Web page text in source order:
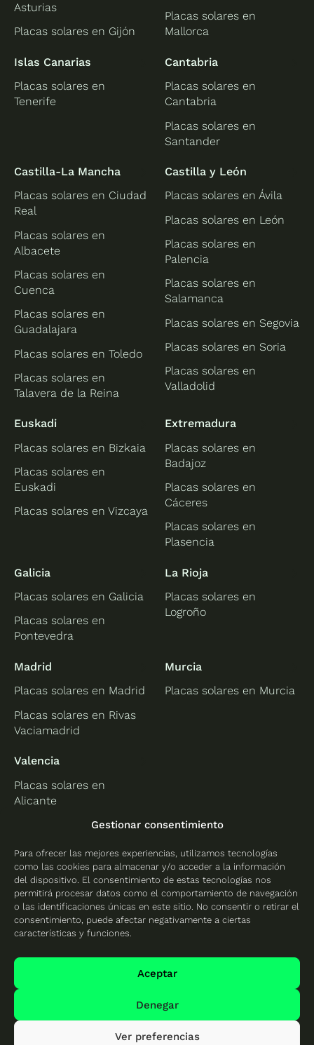
Gestionar consentimiento
Para ofrecer las mejores experiencias, utilizamos tecnologías
como las cookies para almacenar y/o acceder a la información
del dispositivo. El consentimiento de estas tecnologías nos
permitirá procesar datos como el comportamiento de navegación
o las identificaciones únicas en este sitio. No consentir o retirar el
consentimiento, puede afectar negativamente a ciertas
características y funciones.
Aceptar
Denegar
Ver preferencias
Asturias
Placas solares en Gijón
Placas solares en
Mallorca
Islas Canarias
Placas solares en
Tenerife
Cantabria
Placas solares en
Cantabria
Placas solares en
Santander
Castilla-La Mancha
Placas solares en Ciudad
Real
Placas solares en
Albacete
Placas solares en
Cuenca
Placas solares en
Guadalajara
Placas solares en Toledo
Placas solares en
Talavera de la Reina
Castilla y León
Placas solares en Ávila
Placas solares en León
Placas solares en
Palencia
Placas solares en
Salamanca
Placas solares en Segovia
Placas solares en Soria
Placas solares en
Valladolid
Euskadi
Placas solares en Bizkaia
Placas solares en
Euskadi
Placas solares en Vizcaya
Extremadura
Placas solares en
Badajoz
Placas solares en
Cáceres
Placas solares en
Plasencia
Galicia
Placas solares en Galicia
Placas solares en
Pontevedra
La Rioja
Placas solares en
Logroño
Madrid
Placas solares en Madrid
Placas solares en Rivas
Vaciamadrid
Murcia
Placas solares en Murcia
Valencia
Placas solares en
Alicante
Placas solares en
Placas solares en
Valencia
Mapa del sitio